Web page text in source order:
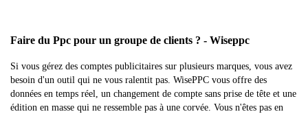
Faire du Ppc pour un groupe de clients ? - Wiseppc
Si vous gérez des comptes publicitaires sur plusieurs marques, vous avez
besoin d'un outil qui ne vous ralentit pas. WisePPC vous offre des
données en temps réel, un changement de compte sans prise de tête et une
édition en masse qui ne ressemble pas à une corvée. Vous n'êtes pas en